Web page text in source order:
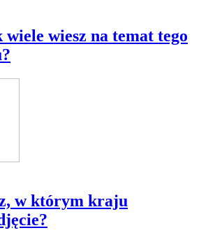
wiesz na temat tego
w którym kraju